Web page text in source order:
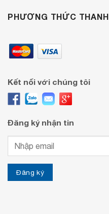
PHƯƠNG THỨC
Kết nối với chúng tôi
Đăng ký nhận tin